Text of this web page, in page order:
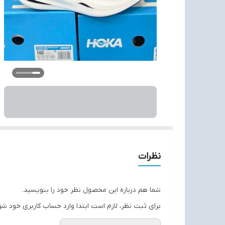
نظرات
شما هم درباره این محصول نظر خود را بنویسید.
برای ثبت نظر، لازم است ابتدا وارد حساب کاربری خود